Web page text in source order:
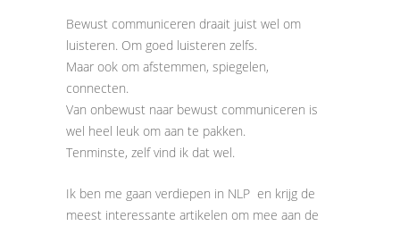
Bewust communiceren draait juist wel om
luisteren. Om goed luisteren zelfs.
Maar ook om afstemmen, spiegelen,
connecten.
Van onbewust naar bewust communiceren is
wel heel leuk om aan te pakken.
Tenminste, zelf vind ik dat wel.
Ik ben me gaan verdiepen in NLP en krijg de
meest interessante artikelen om mee aan de